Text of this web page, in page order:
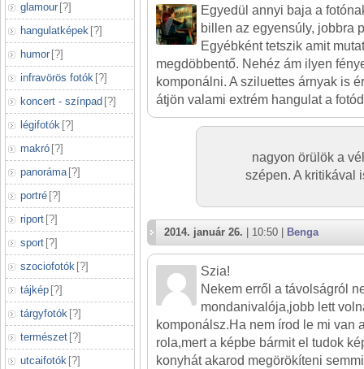
glamour [?]
hangulatképek [?]
humor [?]
infravörös fotók [?]
koncert - színpad [?]
légifotók [?]
makró [?]
panoráma [?]
portré [?]
riport [?]
sport [?]
szociofotók [?]
tájkép [?]
tárgyfotók [?]
természet [?]
utcaifotók [?]
Egyedül annyi baja a
billen az egyensúly, jobbra
Egyébként tetszik amit
megdöbbentő. Nehéz ám ilyen
komponálni. A sziluettes árnyak is
átjön valami extrém hangulat a
nagyon örülök a
szépen. A kritikával
2014. január 26. | 10:50 | Benga
Szia!
Nekem erről a távolságról
mondanivalója,jobb lett
komponálsz.Ha nem írod le mi van
rola,mert a képbe bármit el tudok
konyhát akarod megörökíteni